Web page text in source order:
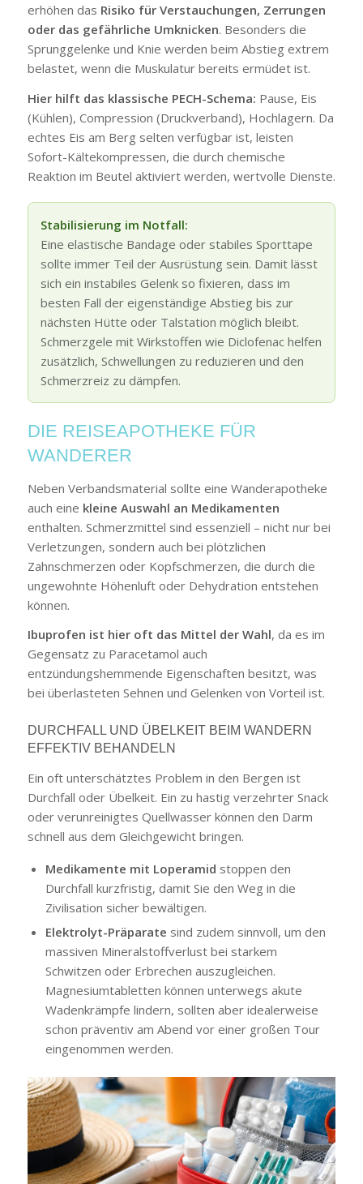
erhöhen das Risiko für Verstauchungen, Zerrungen
oder das gefährliche Umknicken. Besonders die
Sprunggelenke und Knie werden beim Abstieg extrem
belastet, wenn die Muskulatur bereits ermüdet ist.
Hier hilft das klassische PECH-Schema: Pause, Eis
(Kühlen), Compression (Druckverband), Hochlagern. Da
echtes Eis am Berg selten verfügbar ist, leisten
Sofort-Kältekompressen, die durch chemische
Reaktion im Beutel aktiviert werden, wertvolle Dienste.
Stabilisierung im Notfall:
Eine elastische Bandage oder stabiles Sporttape
sollte immer Teil der Ausrüstung sein. Damit lässt
sich ein instabiles Gelenk so fixieren, dass im
besten Fall der eigenständige Abstieg bis zur
nächsten Hütte oder Talstation möglich bleibt.
Schmerzgele mit Wirkstoffen wie Diclofenac helfen
zusätzlich, Schwellungen zu reduzieren und den
Schmerzreiz zu dämpfen.
DIE REISEAPOTHEKE FÜR
WANDERER
Neben Verbandsmaterial sollte eine Wanderapotheke
auch eine kleine Auswahl an Medikamenten
enthalten. Schmerzmittel sind essenziell – nicht nur bei
Verletzungen, sondern auch bei plötzlichen
Zahnschmerzen oder Kopfschmerzen, die durch die
ungewohnte Höhenluft oder Dehydration entstehen
können.
Ibuprofen ist hier oft das Mittel der Wahl, da es im
Gegensatz zu Paracetamol auch
entzündungshemmende Eigenschaften besitzt, was
bei überlasteten Sehnen und Gelenken von Vorteil ist.
DURCHFALL UND ÜBELKEIT BEIM WANDERN
EFFEKTIV BEHANDELN
Ein oft unterschätztes Problem in den Bergen ist
Durchfall oder Übelkeit. Ein zu hastig verzehrter Snack
oder verunreinigtes Quellwasser können den Darm
schnell aus dem Gleichgewicht bringen.
Medikamente mit Loperamid stoppen den
Durchfall kurzfristig, damit Sie den Weg in die
Zivilisation sicher bewältigen.
Elektrolyt-Präparate sind zudem sinnvoll, um den
massiven Mineralstoffverlust bei starkem
Schwitzen oder Erbrechen auszugleichen.
Magnesiumtabletten können unterwegs akute
Wadenkrämpfe lindern, sollten aber idealerweise
schon präventiv am Abend vor einer großen Tour
eingenommen werden.